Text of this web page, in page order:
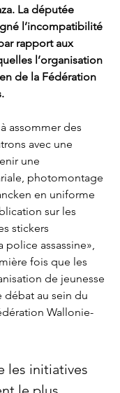
La députée
l’incompatibilité
rapport aux
l’organisation
de la Fédération
assommer des
avec une
une
photomontage
en uniforme
sur les
stickers
police assassine»,
fois que les
de jeunesse
débat au sein du
Wallonie-
les initiatives